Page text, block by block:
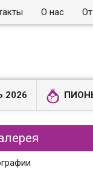
О нас
2026